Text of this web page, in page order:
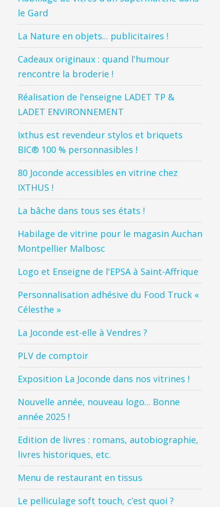
le Gard
La Nature en objets... publicitaires !
Cadeaux originaux : quand l'humour
rencontre la broderie !
Réalisation de l'enseigne LADET TP &
LADET ENVIRONNEMENT
Ixthus est revendeur stylos et briquets
BIC® 100 % personnasibles !
80 Joconde accessibles en vitrine chez
IXTHUS !
La bâche dans tous ses états !
Habilage de vitrine pour le magasin Auchan
Montpellier Malbosc
Logo et Enseigne de l'EPSA à Saint-Affrique
Personnalisation adhésive du Food Truck «
Célesthe »
La Joconde est-elle à Vendres ?
PLV de comptoir
Exposition La Joconde dans nos vitrines !
Nouvelle année, nouveau logo... Bonne
année 2025 !
Edition de livres : romans, autobiographie,
livres historiques, etc.
Menu de restaurant en tissus
Le pelliculage soft touch, c’est quoi ?